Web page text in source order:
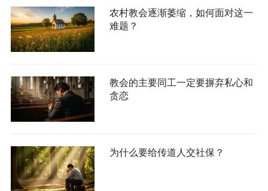
农村教会逐渐萎缩，如何面对这一
难题？
教会的主要同工一定要摒弃私心和
贪恋
为什么要给传道人交社保？